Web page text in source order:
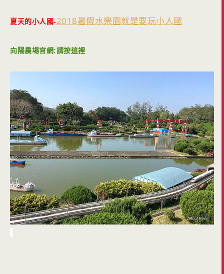
夏天的小人國-2018暑假水樂園就是要玩小人國
向陽農場官網:請按這裡